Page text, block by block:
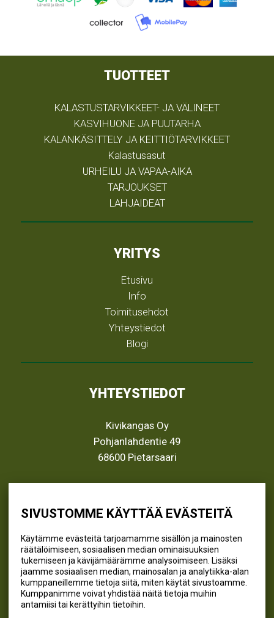
SIVUSTOMME KÄYTTÄÄ EVÄSTEITÄ
Käytämme evästeitä tarjoamamme sisällön ja mainosten
räätälöimiseen, sosiaalisen median ominaisuuksien
tukemiseen ja kävijämäärämme analysoimiseen. Lisäksi
jaamme sosiaalisen median, mainosalan ja analytiikka-alan
kumppaneillemme tietoja siitä, miten käytät sivustoamme.
Kumppanimme voivat yhdistää näitä tietoja muihin
antamiisi tai kerättyihin tietoihin.
TUOTTEET
KALASTUSTARVIKKEET- JA VÄLINEET
KASVIHUONE JA PUUTARHA
KALANKÄSITTELY JA KEITTIÖTARVIKKEET
Kalastusasut
URHEILU JA VAPAA-AIKA
TARJOUKSET
LAHJAIDEAT
YRITYS
Etusivu
Info
Toimitusehdot
Yhteystiedot
Blogi
YHTEYSTIEDOT
Kivikangas Oy
Pohjanlahdentie 49
68600 Pietarsaari
(06) 781 2900
SEURAA MEITÄ
@kivikangaskalastus
@kivikangaskasvihuoneet